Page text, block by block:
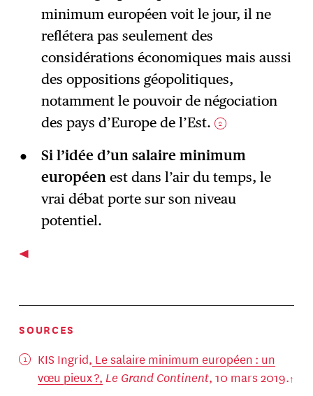
minimum européen voit le jour, il ne
reflétera pas seulement des
considérations économiques mais aussi
des oppositions géopolitiques,
notamment le pouvoir de négociation
des pays d’Europe de l’Est.
2
Si l’idée d’un salaire minimum
européenest dans l’air du temps, le
vrai débat porte sur son niveau
potentiel.
SOURCES
KIS Ingrid, Le salaire minimum européen : un
vœu pieux ?, Le Grand Continent, 10 mars 2019.